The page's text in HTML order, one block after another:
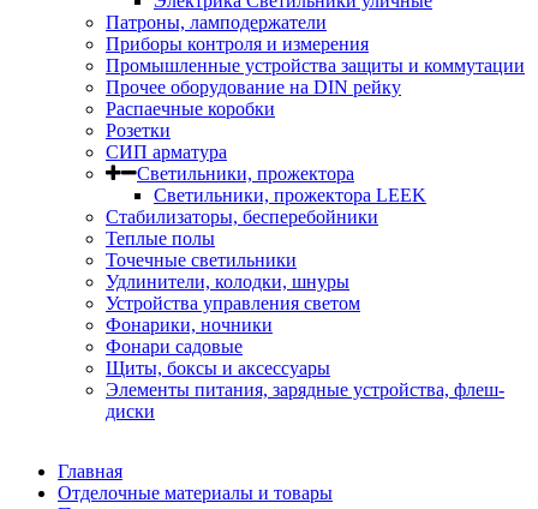
Патроны, ламподержатели
Приборы контроля и измерения
Промышленные устройства защиты и коммутации
Прочее оборудование на DIN рейку
Распаечные коробки
Розетки
СИП арматура
Светильники, прожектора
Светильники, прожектора LEEK
Стабилизаторы, бесперебойники
Теплые полы
Точечные светильники
Удлинители, колодки, шнуры
Устройства управления светом
Фонарики, ночники
Фонари садовые
Щиты, боксы и аксессуары
Элементы питания, зарядные устройства, флеш-
диски
Главная
Отделочные материалы и товары